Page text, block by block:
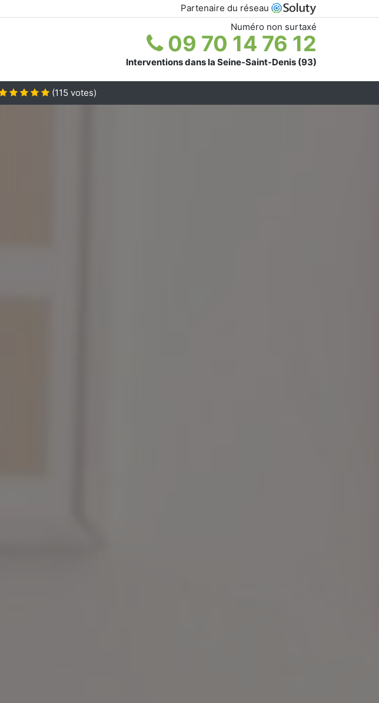
Partenaire du réseau
Numéro non surtaxé
09 70 14 76 12
Interventions dans la Seine-Saint-Denis (93)
(115 votes)